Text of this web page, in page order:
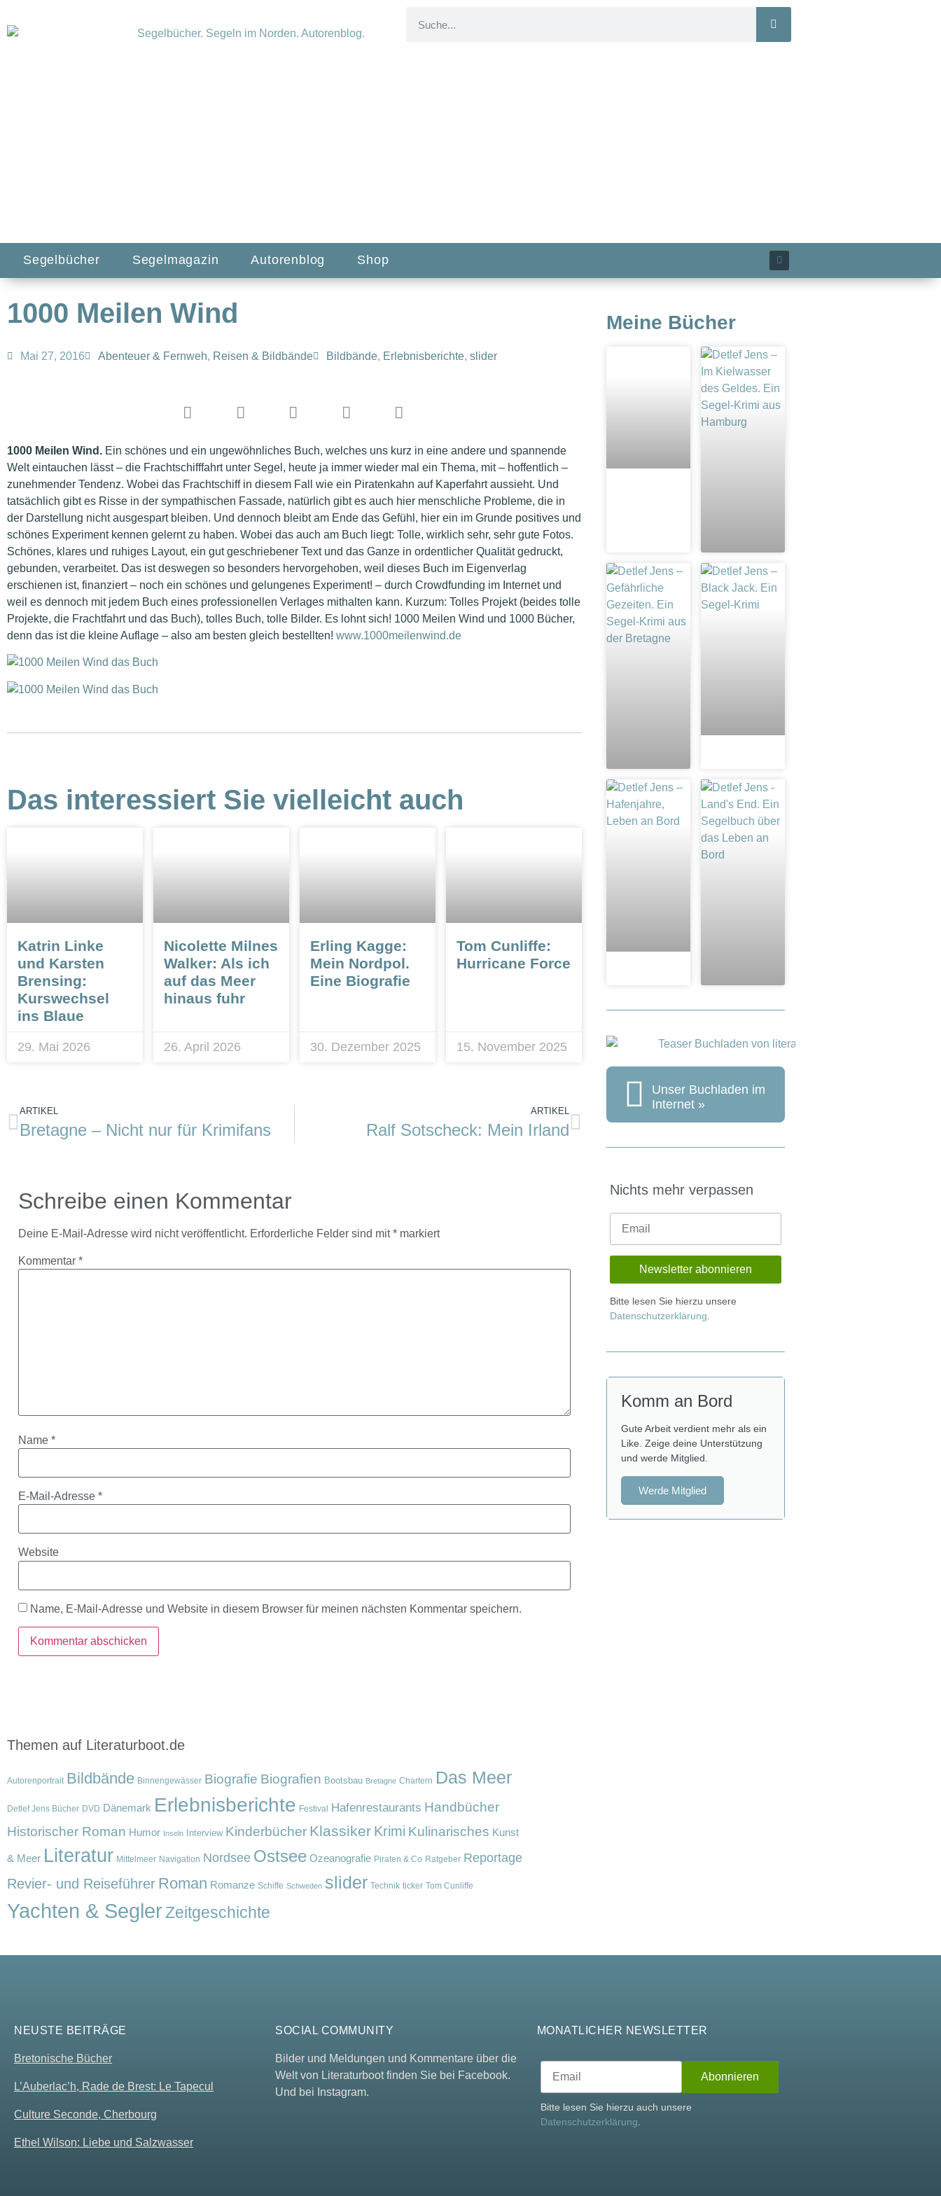
Segelbücher Segelmagazin Autorenblog Shop
1000 Meilen Wind
Mai 27, 2016 Abenteuer & Fernweh, Reisen & Bildbände Bildbände, Erlebnisberichte, slider
1000 Meilen Wind. Ein schönes und ein ungewöhnliches Buch, welches uns kurz in eine andere und spannende
Welt eintauchen lässt – die Frachtschifffahrt unter Segel, heute ja immer wieder mal ein Thema, mit – hoffentlich –
zunehmender Tendenz. Wobei das Frachtschiff in diesem Fall wie ein Piratenkahn auf Kaperfahrt aussieht. Und
tatsächlich gibt es Risse in der sympathischen Fassade, natürlich gibt es auch hier menschliche Probleme, die in
der Darstellung nicht ausgespart bleiben. Und dennoch bleibt am Ende das Gefühl, hier ein im Grunde positives und
schönes Experiment kennen gelernt zu haben. Wobei das auch am Buch liegt: Tolle, wirklich sehr, sehr gute Fotos.
Schönes, klares und ruhiges Layout, ein gut geschriebener Text und das Ganze in ordentlicher Qualität gedruckt,
gebunden, verarbeitet. Das ist deswegen so besonders hervorgehoben, weil dieses Buch im Eigenverlag
erschienen ist, finanziert – noch ein schönes und gelungenes Experiment! – durch Crowdfunding im Internet und
weil es dennoch mit jedem Buch eines professionellen Verlages mithalten kann. Kurzum: Tolles Projekt (beides tolle
Projekte, die Frachtfahrt und das Buch), tolles Buch, tolle Bilder. Es lohnt sich! 1000 Meilen Wind und 1000 Bücher,
denn das ist die kleine Auflage – also am besten gleich bestellten! www.1000meilenwind.de
Das interessiert Sie vielleicht auch
Katrin Linke
und Karsten
Brensing:
Kurswechsel
ins Blaue
29. Mai 2026
Nicolette Milnes
Walker: Als ich
auf das Meer
hinaus fuhr
26. April 2026
Erling Kagge:
Mein Nordpol.
Eine Biografie
30. Dezember 2025
Tom Cunliffe:
Hurricane Force
15. November 2025
ARTIKEL
Bretagne – Nicht nur für Krimifans
ARTIKEL
Ralf Sotscheck: Mein Irland
Schreibe einen Kommentar
Deine E-Mail-Adresse wird nicht veröffentlicht. Erforderliche Felder sind mit* markiert
Kommentar *
Name *
E-Mail-Adresse *
Website
Name, E-Mail-Adresse und Website in diesem Browser für meinen nächsten Kommentar speichern.
Meine Bücher
Unser Buchladen im
Internet »
Nichts mehr verpassen
Bitte lesen Sie hierzu unsere
Datenschutzerklärung
Komm an Bord
Gute Arbeit verdient mehr als ein
Like. Zeige deine Unterstützung
und werde Mitglied.
Werde Mitglied
Themen auf Literaturboot.de
Autorenportrait Bildbände Binnengewässer Biografie Biografien Bootsbau Bretagne Chartern Das Meer
Detlef Jens Bücher DVD Dänemark Erlebnisberichte Festival Hafenrestaurants Handbücher
Historischer Roman Humor Inseln Interview Kinderbücher Klassiker Krimi Kulinarisches Kunst
& Meer Literatur Mittelmeer Navigation Nordsee Ostsee Ozeanografie Piraten & Co Ratgeber Reportage
Revier- und Reiseführer Roman Romanze Schiffe Schweden slider Technik ticker Tom Cunliffe
Yachten & SeglerZeitgeschichte
NEUSTE BEITRÄGE
Bretonische Bücher
L’Auberlac’h, Rade de Brest: Le Tapecul
Culture Seconde, Cherbourg
Ethel Wilson: Liebe und Salzwasser
SOCIAL COMMUNITY
Bilder und Meldungen und Kommentare über die
Welt von Literaturboot finden Sie bei Facebook.
Und bei Instagram.
MONATLICHER NEWSLETTER
Bitte lesen Sie hierzu auch unsere
Datenschutzerklärung